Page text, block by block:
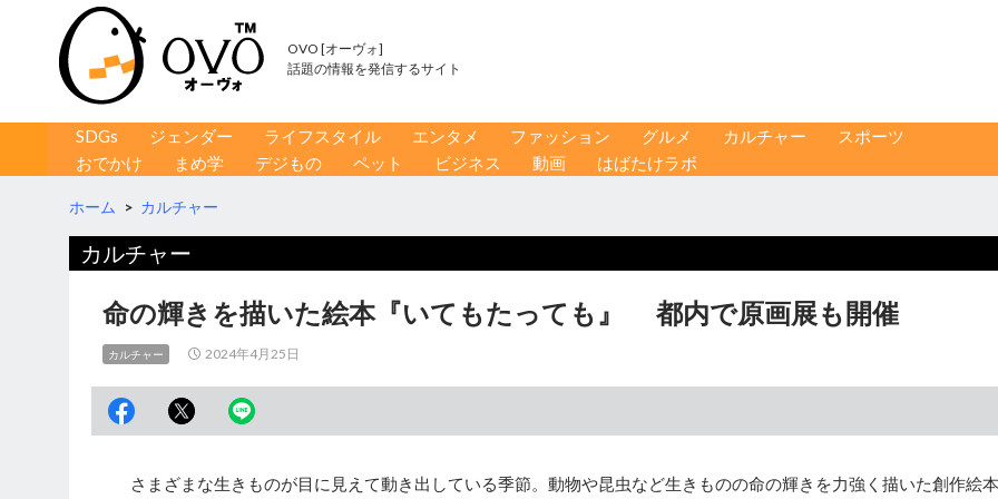
OVO [オーヴォ]
話題の情報を発信するサイト
コンテンツへ移動
SDGs ジェンダー ライフスタイル エンタメ ファッション グルメ カルチャー
スポーツ
おでかけ
まめ学 デジもの ペット ビジネス 動画 はばたけラボ
ホーム > カルチャー
カルチャー
命の輝きを描いた絵本『いてもたっても』 都内で原画展も開催
カルチャー 2024年4月25日
さまざまな生きものが目に見えて動き出している季節。動物や昆虫など生きものの命の輝きを力強く描いた創作絵本